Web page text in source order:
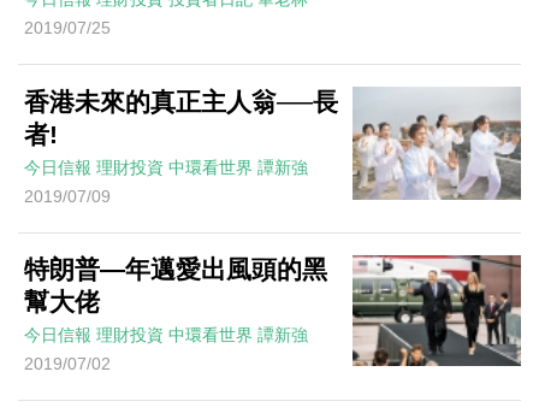
2019/07/25
香港未來的真正主人翁──長
者!
今日信報 理財投資 中環看世界 譚新強
2019/07/09
特朗普—年邁愛出風頭的黑
幫大佬
今日信報 理財投資 中環看世界 譚新強
2019/07/02